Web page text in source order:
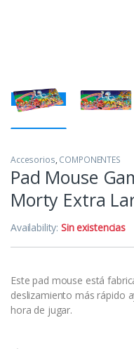
Accesorios, COMPONENTES
Pad Mouse
Morty Extra
Availability:Sin existencias
Este pad mouse está
deslizamiento más rápido
hora de jugar.